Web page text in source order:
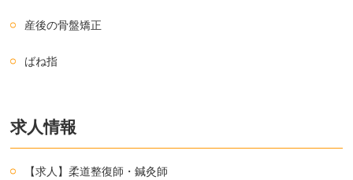
産後の骨盤矯正
ばね指
求人情報
【求人】柔道整復師・鍼灸師